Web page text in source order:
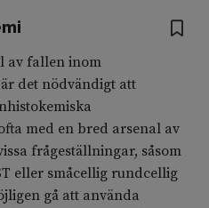
av fallen inom
det nödvändigt att
med en bred arsenal av
frågeställningar, såsom
eller småcellig rundcellig
gå att använda